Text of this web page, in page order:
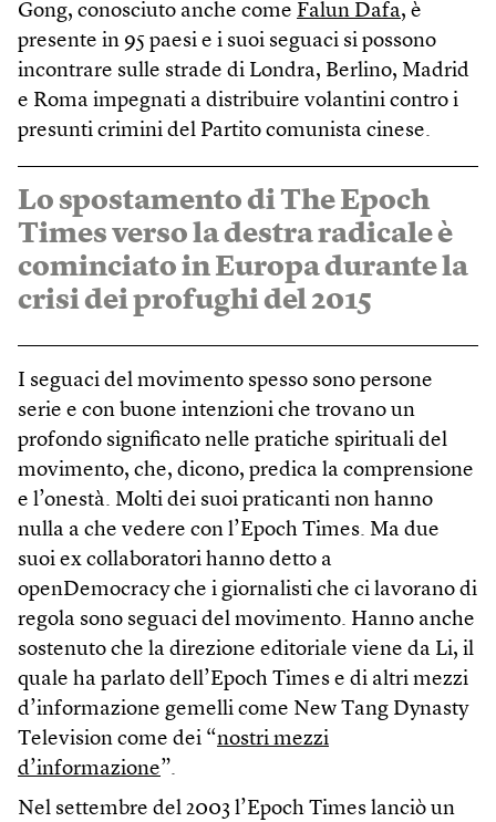
Gong, conosciuto anche come Falun Dafa, è
presente in 95 paesi e i suoi seguaci si possono
incontrare sulle strade di Londra, Berlino, Madrid
e Roma impegnati a distribuire volantini contro i
presunti crimini del Partito comunista cinese.
Lo spostamento di The Epoch
Times verso la destra radicale è
cominciato in Europa durante la
crisi dei profughi del 2015
I seguaci del movimento spesso sono persone
serie e con buone intenzioni che trovano un
profondo significato nelle pratiche spirituali del
movimento, che, dicono, predica la comprensione
e l’onestà. Molti dei suoi praticanti non hanno
nulla a che vedere con l’Epoch Times. Ma due
suoi ex collaboratori hanno detto a
openDemocracy che i giornalisti che ci lavorano di
regola sono seguaci del movimento. Hanno anche
sostenuto che la direzione editoriale viene da Li, il
quale ha parlato dell’Epoch Times e di altri mezzi
d’informazione gemelli come New Tang Dynasty
Television come dei “nostri mezzi
d’informazione”.
Nel settembre del 2003 l’Epoch Times lanciò un